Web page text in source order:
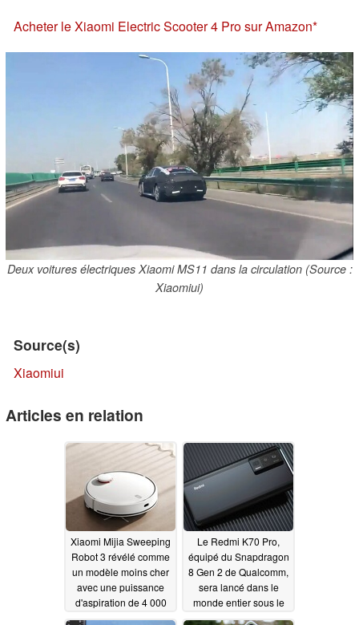
Acheter le Xiaomi Electric Scooter 4 Pro sur Amazon
Deux voitures électriques Xiaomi MS11 dans la circulation (Source :
Xiaomiui)
Source(s)
Xiaomiui
Articles en relation
Xiaomi Mijia Sweeping
Robot 3 révélé comme
un modèle moins cher
avec une puissance
d'aspiration de 4 000
Pa08/29/2023
Le Redmi K70 Pro,
équipé du Snapdragon
8 Gen 2 de Qualcomm,
sera lancé dans le
monde entier sous le
nom de POCO F6 Pro